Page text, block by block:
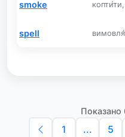
smoke
spell
Показано
1 ... 5